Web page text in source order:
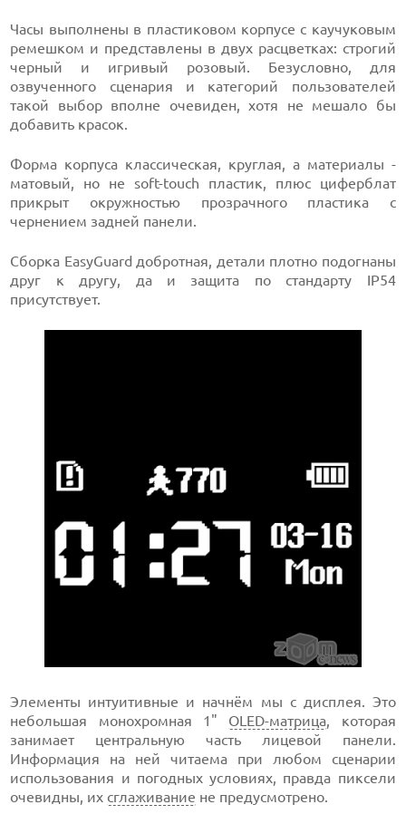
Часы выполнены в пластиковом корпусе с каучуковым
ремешком и представлены в двух расцветках: строгий
черный и игривый розовый. Безусловно, для
озвученного сценария и категорий пользователей
такой выбор вполне очевиден, хотя не мешало бы
добавить красок.
Форма корпуса классическая, круглая, а материалы -
матовый, но не soft-touch пластик, плюс циферблат
прикрыт окружностью прозрачного пластика с
чернением задней панели.
Сборка EasyGuard добротная, детали плотно подогнаны
друг к другу, да и защита по стандарту IP54
присутствует.
Элементы интуитивные и начнём мы с дисплея. Это
небольшая монохромная 1" OLED-матрица, которая
занимает центральную часть лицевой панели.
Информация на ней читаема при любом сценарии
использования и погодных условиях, правда пиксели
очевидны, их сглаживание не предусмотрено.